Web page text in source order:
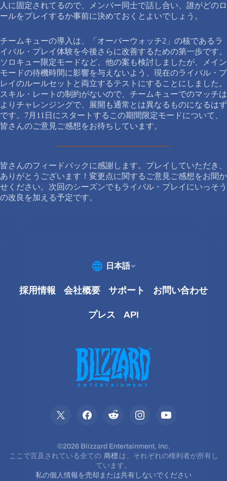
人に固定されてるので、メンバー同士で話し合い、誰がどのロ
ールをプレイするか事前に決めておくとよいでしょう。
チームキューの導入は、「オーバーウォッチ2」の核であるラ
イバル・プレイ体験を今後さらに改善するための第一歩です。
ソロキュー限定モードなど、他の案も検討しましたが、メイン
モードの待機時間に影響を与えないよう、現在のライバル・プ
レイのルールセットと両立するテストにすることにしました。
スキル・レートの制約がないので、チームキューでのマッチは
よりチャレンジングで、展開も通常とは異なるものになるはず
です。7月11日にスタートするこの期間限定モードについて、
皆さんのご意見ご感想をお待ちしています。
皆さんのフィードバックに感謝します。プレイしていただき、
ありがとうございます！変更点に関するご意見ご感想をお聞か
せください。次回のシーズンでもライバル・プレイにいっそう
の改良を加える予定です。